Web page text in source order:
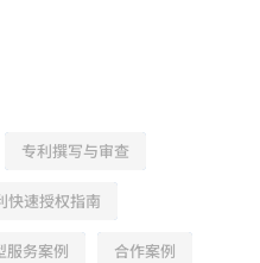
专利撰写与审查
快速授权指南
服务案例 合作案例